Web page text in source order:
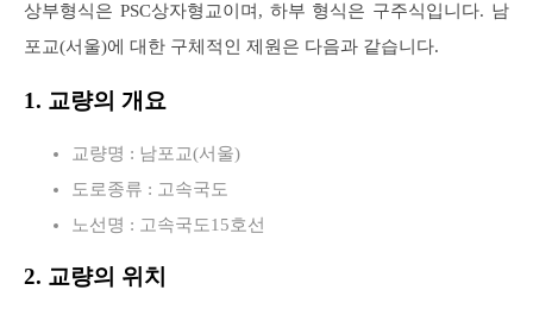
상부형식은 PSC상자형교이며, 하부 형식은 구주식입니다. 남
포교(서울)에 대한 구체적인 제원은 다음과 같습니다.
1. 교량의 개요
교량명 : 남포교(서울)
도로종류 : 고속국도
노선명 : 고속국도15호선
2. 교량의 위치